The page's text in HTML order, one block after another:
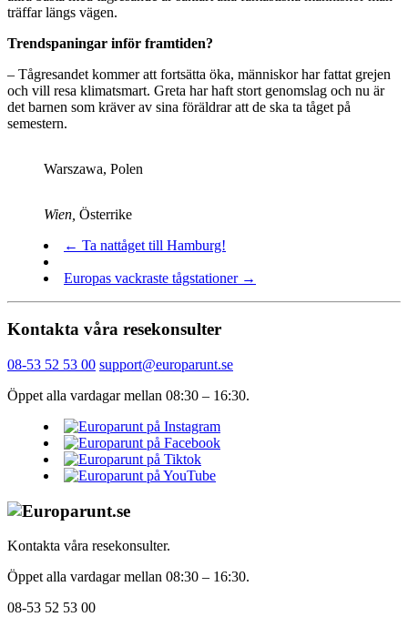
träffar längs vägen.
Trendspaningar inför framtiden?
– Tågresandet kommer att fortsätta öka, människor har fattat grejen
och vill resa klimatsmart. Greta har haft stort genomslag och nu är
det barnen som kräver av sina föräldrar att de ska ta tåget på
semestern.
Warszawa, Polen
Wien, Österrike
← Ta nattåget till Hamburg!
Europas vackraste tågstationer →
Kontakta våra resekonsulter
08-53 52 53 00 support@europarunt.se
Öppet alla vardagar mellan 08:30 – 16:30.
Kontakta våra resekonsulter.
Öppet alla vardagar mellan 08:30 – 16:30.
08-53 52 53 00